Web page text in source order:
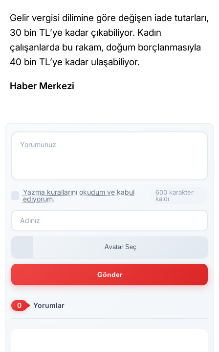
Gelir vergisi dilimine göre değişen iade tutarları,
30 bin TL’ye kadar çıkabiliyor. Kadın
çalışanlarda bu rakam, doğum borçlanmasıyla
40 bin TL’ye kadar ulaşabiliyor.
Haber Merkezi
Yazma kurallarını okudum ve kabul
ediyorum.
600 karakter
kaldı
Avatar Seç
Gönder
0 Yorumlar